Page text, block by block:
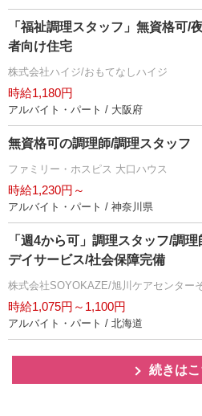
「福祉調理スタッフ」無資格可/
者向け住宅
株式会社ハイジ/おもてなしハイジ
時給1,180円
アルバイト・パート / 大阪府
無資格可の調理師/調理スタッフ
ファミリー・ホスピス 大口ハウス
時給1,230円～
アルバイト・パート / 神奈川県
「週4から可」調理スタッフ/調
デイサービス/社会保障完備
株式会社SOYOKAZE/旭川ケアセンター
時給1,075円～1,100円
アルバイト・パート / 北海道
続きはこ